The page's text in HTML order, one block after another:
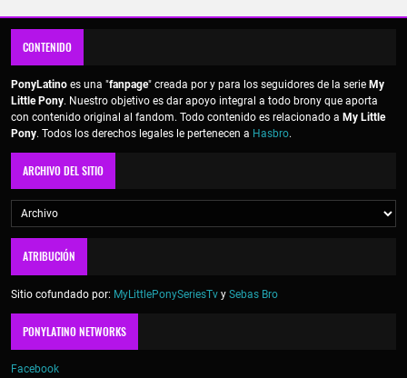
CONTENIDO
PonyLatino es una "fanpage" creada por y para los seguidores de la serie My
Little Pony. Nuestro objetivo es dar apoyo integral a todo brony que aporta
con contenido original al fandom. Todo contenido es relacionado a My Little
Pony. Todos los derechos legales le pertenecen a Hasbro.
ARCHIVO DEL SITIO
ATRIBUCIÓN
Sitio cofundado por: MyLittlePonySeriesTv y Sebas Bro
PONYLATINO NETWORKS
Facebook